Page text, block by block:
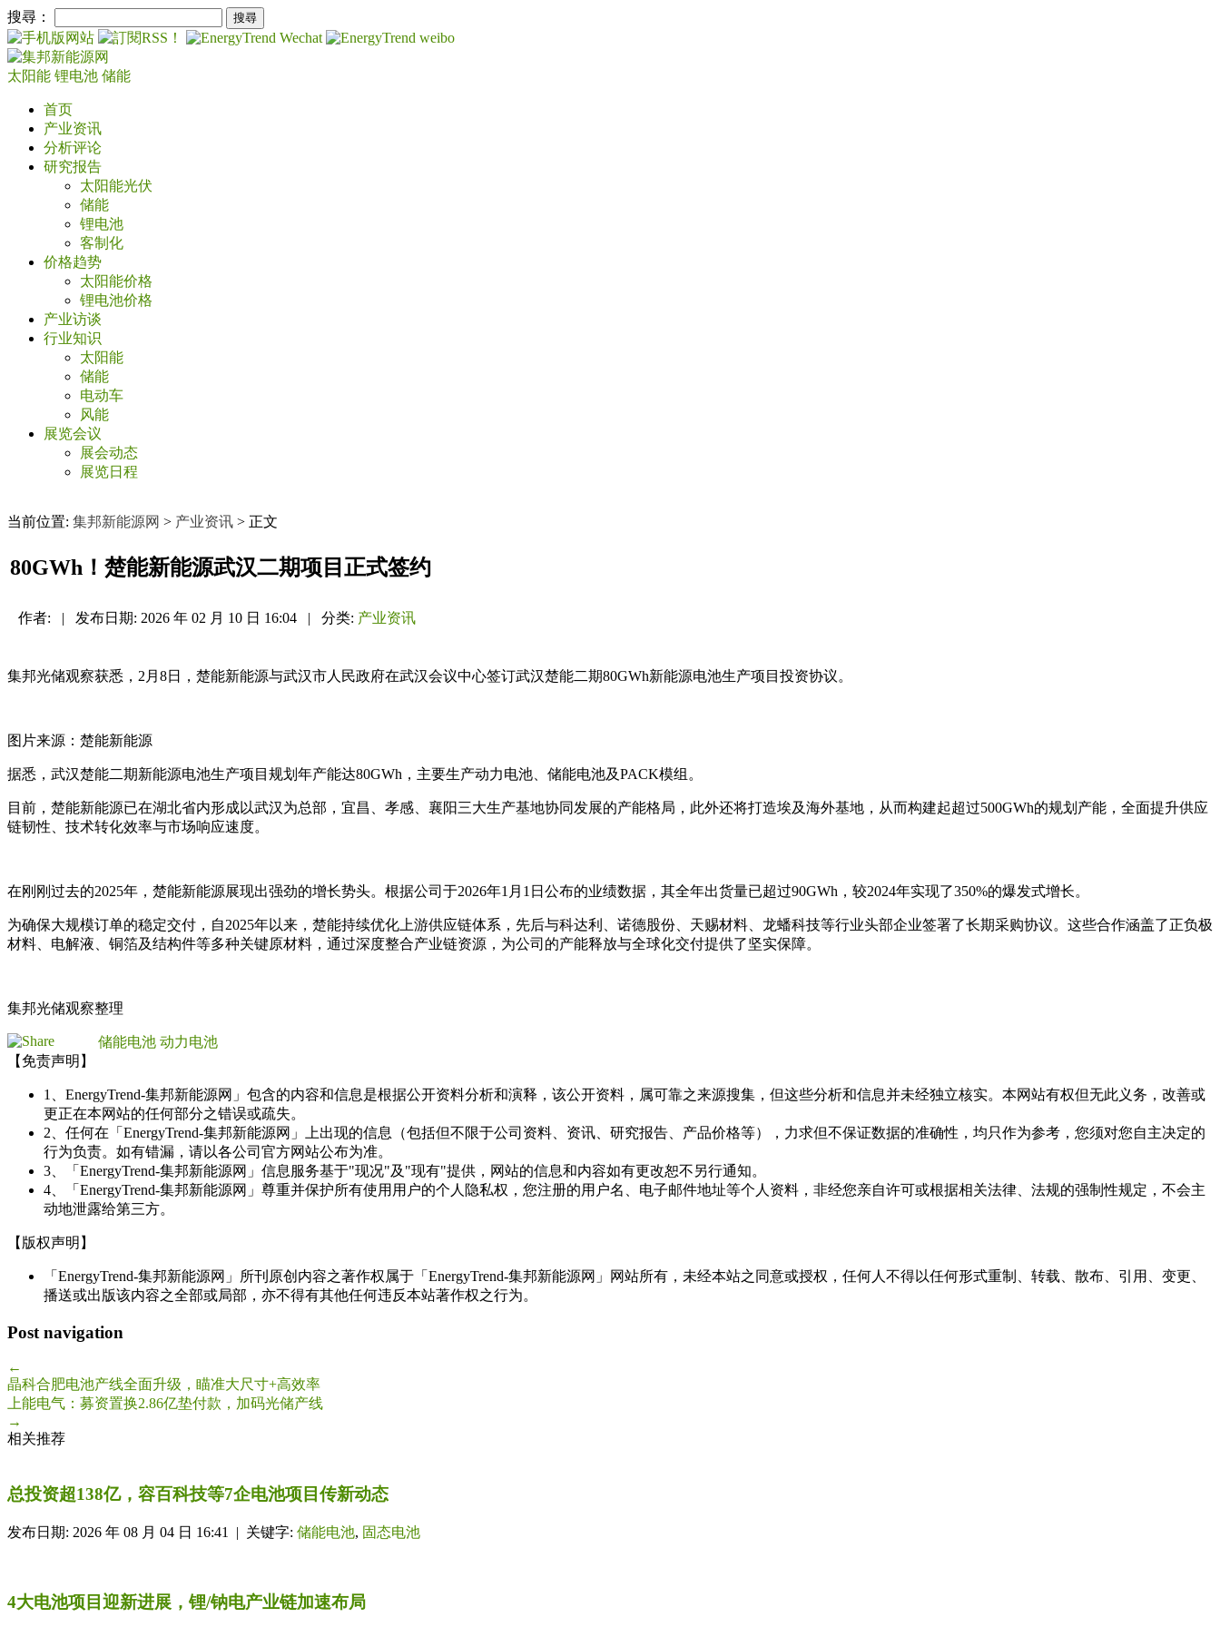
搜尋：
太阳能 锂电池 储能
首页
产业资讯
分析评论
研究报告
太阳能光伏
储能
锂电池
客制化
价格趋势
太阳能价格
锂电池价格
产业访谈
行业知识
太阳能
储能
电动车
风能
展览会议
展会动态
展览日程
当前位置: 集邦新能源网 > 产业资讯 > 正文
80GWh！楚能新能源武汉二期项目正式签约
作者: | 发布日期: 2026 年 02 月 10 日 16:04 | 分类: 产业资讯
集邦光储观察获悉，2月8日，楚能新能源与武汉市人民政府在武汉会议中心签订武汉楚能二期80GWh新能源电池生产项目投资协议。
图片来源：楚能新能源
据悉，武汉楚能二期新能源电池生产项目规划年产能达80GWh，主要生产动力电池、储能电池及PACK模组。
目前，楚能新能源已在湖北省内形成以武汉为总部，宜昌、孝感、襄阳三大生产基地协同发展的产能格局，此外还将打造埃及海外基地，从而构建起超过500GWh的规划产能，全面提升供应
链韧性、技术转化效率与市场响应速度。
在刚刚过去的2025年，楚能新能源展现出强劲的增长势头。根据公司于2026年1月1日公布的业绩数据，其全年出货量已超过90GWh，较2024年实现了350%的爆发式增长。
为确保大规模订单的稳定交付，自2025年以来，楚能持续优化上游供应链体系，先后与科达利、诺德股份、天赐材料、龙蟠科技等行业头部企业签署了长期采购协议。这些合作涵盖了正负极
材料、电解液、铜箔及结构件等多种关键原材料，通过深度整合产业链资源，为公司的产能释放与全球化交付提供了坚实保障。
集邦光储观察整理
储能电池 动力电池
【免责声明】
1、EnergyTrend-集邦新能源网」包含的内容和信息是根据公开资料分析和演释，该公开资料，属可靠之来源搜集，但这些分析和信息并未经独立核实。本网站有权但无此义务，改善或
更正在本网站的任何部分之错误或疏失。
2、任何在「EnergyTrend-集邦新能源网」上出现的信息（包括但不限于公司资料、资讯、研究报告、产品价格等），力求但不保证数据的准确性，均只作为参考，您须对您自主决定的
行为负责。如有错漏，请以各公司官方网站公布为准。
3、「EnergyTrend-集邦新能源网」信息服务基于"现况"及"现有"提供，网站的信息和内容如有更改恕不另行通知。
4、「EnergyTrend-集邦新能源网」尊重并保护所有使用用户的个人隐私权，您注册的用户名、电子邮件地址等个人资料，非经您亲自许可或根据相关法律、法规的强制性规定，不会主
动地泄露给第三方。
【版权声明】
「EnergyTrend-集邦新能源网」所刊原创内容之著作权属于「EnergyTrend-集邦新能源网」网站所有，未经本站之同意或授权，任何人不得以任何形式重制、转载、散布、引用、变更、
播送或出版该内容之全部或局部，亦不得有其他任何违反本站著作权之行为。
Post navigation
←
晶科合肥电池产线全面升级，瞄准大尺寸+高效率
上能电气：募资置换2.86亿垫付款，加码光储产线
→
相关推荐
总投资超138亿，容百科技等7企电池项目传新动态
发布日期: 2026 年 08 月 04 日 16:41 | 关键字: 储能电池, 固态电池
4大电池项目迎新进展，锂/钠电产业链加速布局